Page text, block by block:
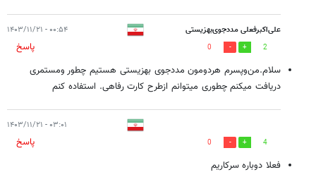
علی‌اکبرفعلی مددجوی‌بهزیستی ۰۰:۵۴ - ۱۴۰۳/۱۱/۲۱
2
0
پاسخ
سلام.من‌وپسرم‌ هردومون مددجوی‌ بهزیستی‌ هستیم‌ چطور ومستمری‌
دریافت‌ میکنم‌ چطوری‌ میتوانم‌ ازطرح‌ کارت‌ رفاهی. استفاده‌ کنم‌
۰۳:۰۱ - ۱۴۰۳/۱۱/۲۱
4
0
پاسخ
فعلا دوباره سرکاریم